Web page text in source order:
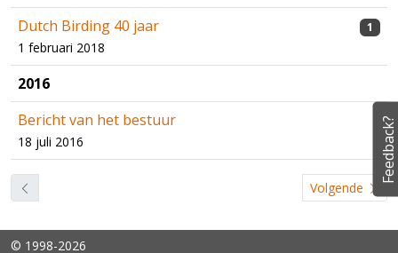
Dutch Birding 40 jaar
1 februari 2018
1
2016
Bericht van het bestuur
18 juli 2016
Volgende
© 1998-2026
Feedback?